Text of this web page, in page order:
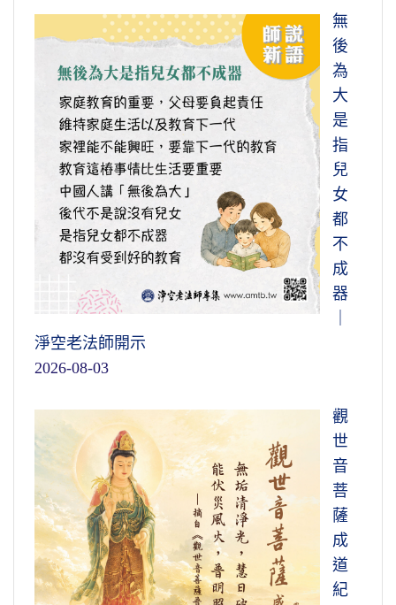
多；自己以為開悟，還有自己以為證果了。
我過去就曾經遇到一個居士，他跟我講他
證阿羅漢果，說得很真實，絕對不是騙人，他
自己自信心很強，告訴我證得阿羅漢果。我也
沒有法子，那是他的境界。但是我看樣子不
像。最後實在不得已，我就跟他講，證得阿羅
漢六種神通都發現了，我說：你試試看，那個
牆壁外面你能不能看得見？他說：我看不見。
我說那保險你沒證，他心裡才服了。隔著牆你
就看不見，你的天眼沒有恢復。
我們在小乘經裡面都看得很清楚，佛都講
得很清楚，證得初果須陀洹就有天眼通、天耳
通；證得二果就有他心通，我心裡想的事情你
知道；證得三果就有神足通；四果漏盡通。三
「沒有！」沒有，我就勸他以後少說，沒有證
得！
修行有一點功夫，很歡喜、很快樂了，身
心得到輕安，就自以為證阿羅漢果，你說糟不
糟糕！毛病在哪裡？他這個不是騙人，他不是
打妄語，誤會了。經義不解，沒有深解、沒有
圓解，誤會了，所以他不是騙人。
經》上也這個說法，他說：「一切眾生皆有如
來智慧德相」，跟諸佛如來無二無別，沒有兩
樣，「但以妄想執著而不能證得」。《華嚴》
講妄想、執著，這個地方講得詳細一點，分
別、執著、妄想。 所障，障什麼？把我們自性
清淨心障住了。佛法的修學，實在講，修什
麼？除障而已。
古德教導我們， 「但除其妄，莫求其
真」，不要求真，只要除妄就行了，妄除了，
真就現前。妄除了，還要求個真，那個求真又
變成妄想，所以不用求真，去了妄就是真；換
句話說，我們在日常生活當中，如果能夠去掉
妄想分別執著，我們的生活就在一真法界，跟
極樂世界的菩薩、華藏世界的菩薩沒有兩樣
華藏在哪裡？極樂世界在哪裡？就在現前。可
障礙住了，所顯現出來的是十法界裡頭六道輪
迴。所以世出世間法在哪裡？在那個一念之間
的轉變。這是講的事實真相，所以生心要緊！
蕅益大師在《彌陀要解》裡面告訴我們，
釋迦牟尼佛是念佛成佛的，我們相信。道理懂
得之後，我們就肯定、相信了。念佛就成佛，
念菩薩就成菩薩，念聲聞就成阿羅漢，念什麼
無
後
為
大
是
指
兒
女
都
不
成
器
淨空老法師開示
2026-08-03
觀
世
音
菩
薩
成
道
紀